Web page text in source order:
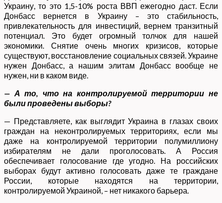
Украину, то это 1,5-10% роста ВВП ежегодно даст. Если
Донбасс вернется в Украину – это стабильность,
привлекательность для инвестиций, вернем транзитный
потенциал. Это будет огромный толчок для нашей
экономики. Снятие очень многих кризисов, которые
существуют, восстановление социальных связей. Украине
нужен Донбасс, а нашим элитам Донбасс вообще не
нужен, ни в каком виде.
— А то, что на контролируемой территории не
были проведены выборы?
— Представляете, как выглядит Украина в глазах своих
граждан на неконтролируемых территориях, если мы
даже на контролируемой территории полумиллиону
избирателям не дали проголосовать. А Россия
обеспечивает голосование где угодно. На российских
выборах будут активно голосовать даже те граждане
России, которые находятся на территории,
контролируемой Украиной, – нет никакого барьера.